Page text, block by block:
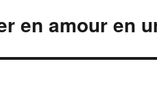
en amour en